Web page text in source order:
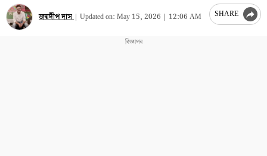
জয়দীপ দাস | Updated on: May 15, 2026 | 12:06 AM SHARE